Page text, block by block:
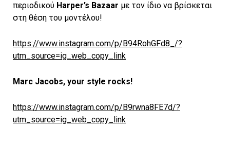
περιοδικού Harper’s Bazaar με τον ίδιο να βρίσκεται
στη θέση του μοντέλου!
https://www.instagram.com/p/B94RohGFd8_/?
utm_source=ig_web_copy_link
Marc Jacobs, your style rocks!
https://www.instagram.com/p/B9rwna8FE7d/?
utm_source=ig_web_copy_link